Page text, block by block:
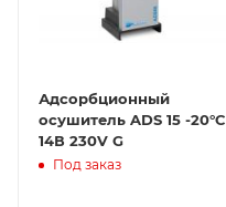
Адсорбционный
осушитель ADS 15 -20°C
14В 230V G
Под заказ